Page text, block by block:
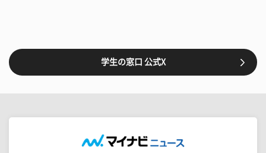
学生の窓口 公式X